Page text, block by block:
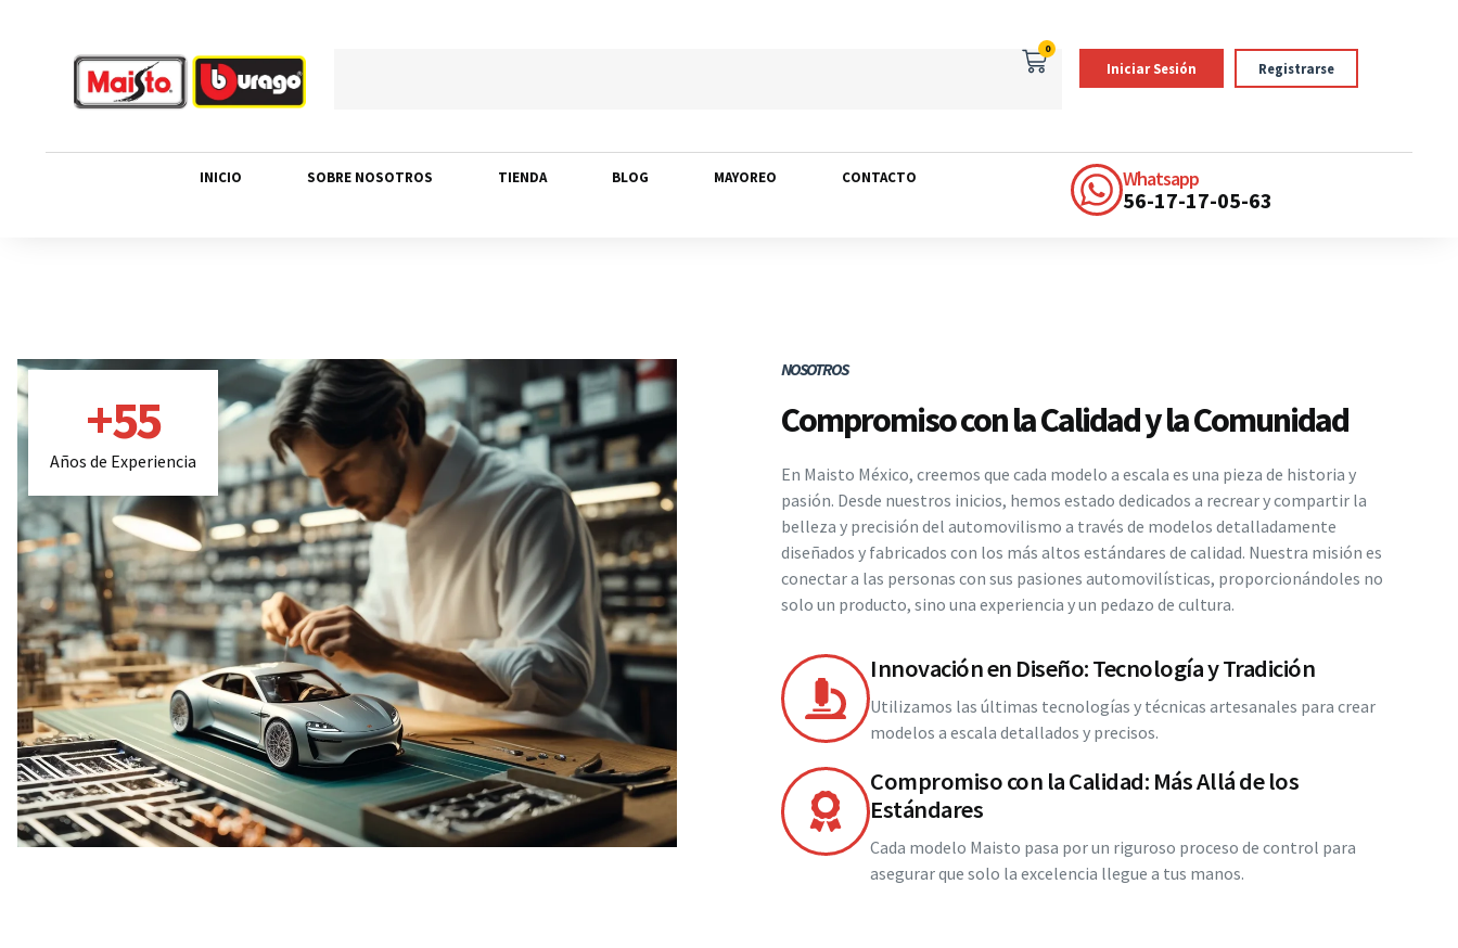
0
Iniciar Sesión Registrarse
INICIO SOBRE NOSOTROS TIENDA BLOG MAYOREO CONTACTO Whatsapp
56-17-17-05-63
Años de Experiencia
+55
NOSOTROS
Compromiso con la Calidad y la Comunidad
En Maisto México, creemos que cada modelo a escala es una pieza de historia y
pasión. Desde nuestros inicios, hemos estado dedicados a recrear y compartir la
belleza y precisión del automovilismo a través de modelos detalladamente
diseñados y fabricados con los más altos estándares de calidad. Nuestra misión es
conectar a las personas con sus pasiones automovilísticas, proporcionándoles no
solo un producto, sino una experiencia y un pedazo de cultura.
Innovación en Diseño: Tecnología y Tradición
Utilizamos las últimas tecnologías y técnicas artesanales para crear
modelos a escala detallados y precisos.
Compromiso con la Calidad: Más Allá de los
Estándares
Cada modelo Maisto pasa por un riguroso proceso de control para
asegurar que solo la excelencia llegue a tus manos.